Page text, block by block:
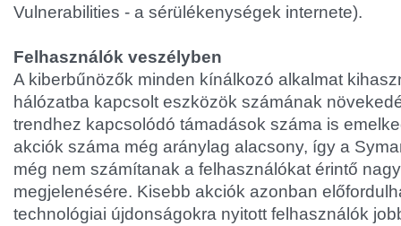
Vulnerabilities - a sérülékenységek internete).
Felhasználók veszélyben
A kiberbűnözők minden kínálkozó alkalmat
hálózatba kapcsolt eszközök számának
trendhez kapcsolódó támadások száma is
akciók száma még aránylag alacsony, így a
még nem számítanak a felhasználókat érintő
megjelenésére. Kisebb akciók azonban
technológiai újdonságokra nyitott felhasználók